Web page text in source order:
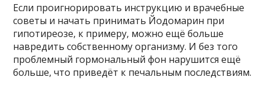
Если проигнорировать инструкцию и врачебные
советы и начать принимать Йодомарин при
гипотиреозе, к примеру, можно ещё больше
навредить собственному организму. И без того
проблемный гормональный фон нарушится ещё
больше, что приведёт к печальным последствиям.